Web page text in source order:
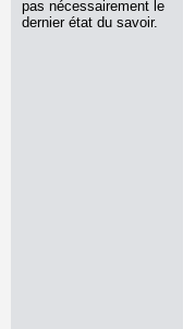
pas nécessairement le
dernier état du savoir.